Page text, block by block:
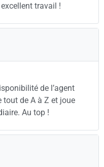
travail !
de l’agent
tout de A à Z et joue
Au top !